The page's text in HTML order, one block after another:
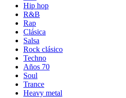
Hip hop
R&B
Rap
Clásica
Salsa
Rock clásico
Techno
Años 70
Soul
Trance
Heavy metal